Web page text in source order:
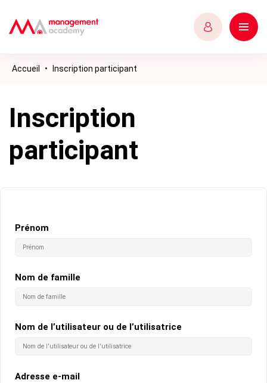
Accueil • Inscription participant
Inscription
participant
Prénom
Nom de famille
Nom de l’utilisateur ou de l’utilisatrice
Adresse e-mail